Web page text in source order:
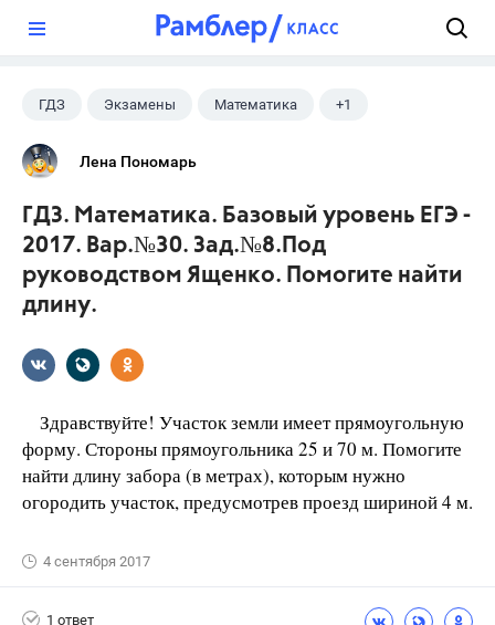
ГДЗ Экзамены Математика +1
Ященко И.В.
Лена Пономарь
ГДЗ. Математика. Базовый уровень ЕГЭ -
2017. Вар.№30. Зад.№8.Под
руководством Ященко. Помогите найти
длину.
Здравствуйте! Участок земли имеет прямоугольную
форму. Стороны прямоугольника 25 и 70 м. Помогите
найти длину забора (в метрах), которым нужно
огородить участок, предусмотрев проезд шириной 4 м.
4 сентября 2017
1 ответ